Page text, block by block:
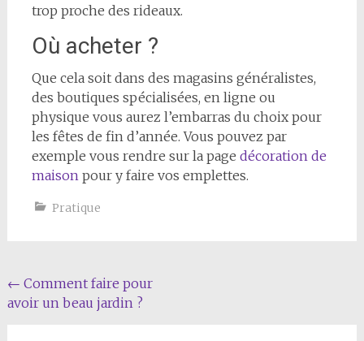
trop proche des rideaux.
Où acheter ?
Que cela soit dans des magasins généralistes,
des boutiques spécialisées, en ligne ou
physique vous aurez l’embarras du choix pour
les fêtes de fin d’année. Vous pouvez par
exemple vous rendre sur la page décoration de
maison pour y faire vos emplettes.
Pratique
Navigation
de
← Comment faire pour
avoir un beau jardin ?